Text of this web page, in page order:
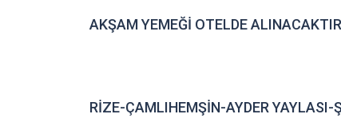
AKŞAM YEMEĞİ OTELDE
RİZE-ÇAMLIHEMŞİN-AYDER